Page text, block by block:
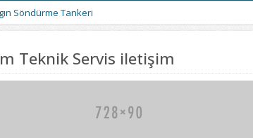
Söndürme Tankeri
Teknik Servis iletişim